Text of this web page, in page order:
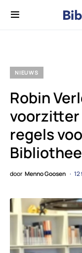
NIEUWS
Robin
voorzitter
regels
door Menno Goosen